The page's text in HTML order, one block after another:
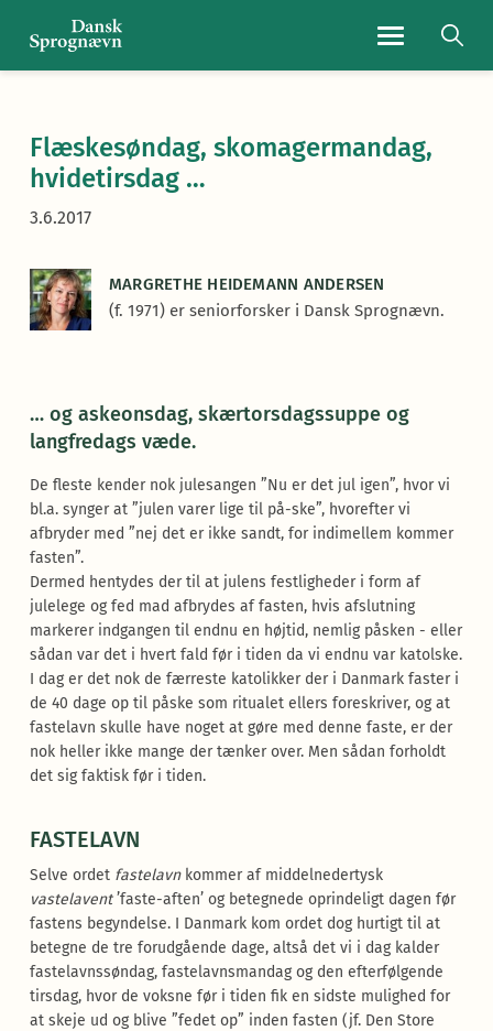
Flæskesøndag, skomagermandag,
hvidetirsdag …
3.6.2017
MARGRETHE HEIDEMANN ANDERSEN
(f. 1971) er seniorforsker i Dansk Sprognævn.
… og askeonsdag, skærtorsdagssuppe og
langfredags væde.
De fleste kender nok julesangen ”Nu er det jul igen”, hvor vi
bl.a. synger at ”julen varer lige til på-ske”, hvorefter vi
afbryder med ”nej det er ikke sandt, for indimellem kommer
fasten”.
Dermed hentydes der til at julens festligheder i form af
julelege og fed mad afbrydes af fasten, hvis afslutning
markerer indgangen til endnu en højtid, nemlig påsken - eller
sådan var det i hvert fald før i tiden da vi endnu var katolske.
I dag er det nok de færreste katolikker der i Danmark faster i
de 40 dage op til påske som ritualet ellers foreskriver, og at
fastelavn skulle have noget at gøre med denne faste, er der
nok heller ikke mange der tænker over. Men sådan forholdt
det sig faktisk før i tiden.
FASTELAVN
Selve ordet fastelavnkommer af middelnedertysk
vastelavent’faste-aften’ og betegnede oprindeligt dagen før
fastens begyndelse. I Danmark kom ordet dog hurtigt til at
betegne de tre forudgående dage, altså det vi i dag kalder
fastelavnssøndag, fastelavnsmandag og den efterfølgende
tirsdag, hvor de voksne før i tiden fik en sidste mulighed for
at skeje ud og blive ”fedet op” inden fasten (jf. Den Store